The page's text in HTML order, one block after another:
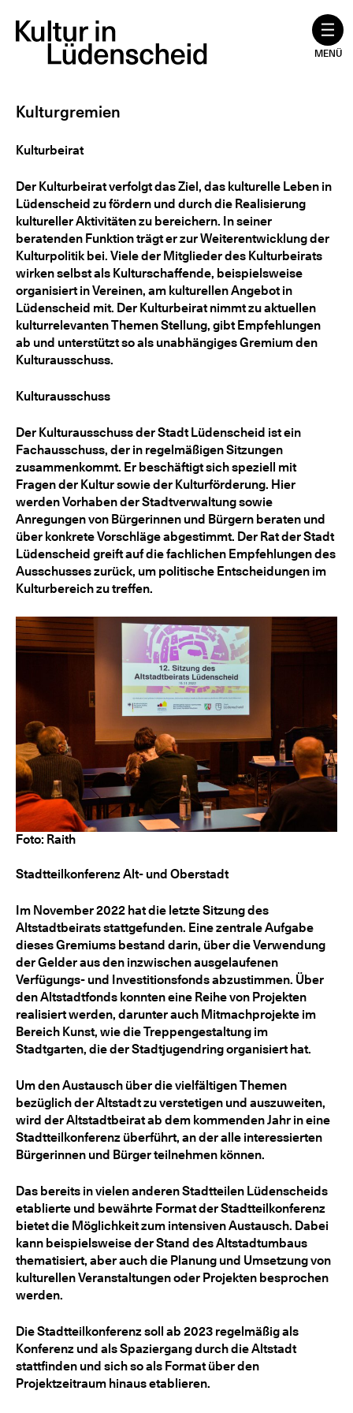
Inhalt
springen
MENÜ
Kulturgremien
Kulturbeirat
Der Kulturbeirat verfolgt das Ziel, das kulturelle Leben in
Lüdenscheid zu fördern und durch die Realisierung
kultureller Aktivitäten zu bereichern. In seiner
beratenden Funktion trägt er zur Weiterentwicklung der
Kulturpolitik bei. Viele der Mitglieder des Kulturbeirats
wirken selbst als Kulturschaffende, beispielsweise
organisiert in Vereinen, am kulturellen Angebot in
Lüdenscheid mit. Der Kulturbeirat nimmt zu aktuellen
kulturrelevanten Themen Stellung, gibt Empfehlungen
ab und unterstützt so als unabhängiges Gremium den
Kulturausschuss.
Kulturausschuss
Der Kulturausschuss der Stadt Lüdenscheid ist ein
Fachausschuss, der in regelmäßigen Sitzungen
zusammenkommt. Er beschäftigt sich speziell mit
Fragen der Kultur sowie der Kulturförderung. Hier
werden Vorhaben der Stadtverwaltung sowie
Anregungen von Bürgerinnen und Bürgern beraten und
über konkrete Vorschläge abgestimmt. Der Rat der Stadt
Lüdenscheid greift auf die fachlichen Empfehlungen des
Ausschusses zurück, um politische Entscheidungen im
Kulturbereich zu treffen.
Foto: Raith
Stadtteilkonferenz Alt- und Oberstadt
Im November 2022 hat die letzte Sitzung des
Altstadtbeirats stattgefunden. Eine zentrale Aufgabe
dieses Gremiums bestand darin, über die Verwendung
der Gelder aus den inzwischen ausgelaufenen
Verfügungs- und Investitionsfonds abzustimmen. Über
den Altstadtfonds konnten eine Reihe von Projekten
realisiert werden, darunter auch Mitmachprojekte im
Bereich Kunst, wie die Treppengestaltung im
Stadtgarten, die der Stadtjugendring organisiert hat.
Um den Austausch über die vielfältigen Themen
bezüglich der Altstadt zu verstetigen und auszuweiten,
wird der Altstadtbeirat ab dem kommenden Jahr in eine
Stadtteilkonferenz überführt, an der alle interessierten
Bürgerinnen und Bürger teilnehmen können.
Das bereits in vielen anderen Stadtteilen Lüdenscheids
etablierte und bewährte Format der Stadtteilkonferenz
bietet die Möglichkeit zum intensiven Austausch. Dabei
kann beispielsweise der Stand des Altstadtumbaus
thematisiert, aber auch die Planung und Umsetzung von
kulturellen Veranstaltungen oder Projekten besprochen
werden.
Die Stadtteilkonferenz soll ab 2023 regelmäßig als
Konferenz und als Spaziergang durch die Altstadt
stattfinden und sich so als Format über den
Projektzeitraum hinaus etablieren.